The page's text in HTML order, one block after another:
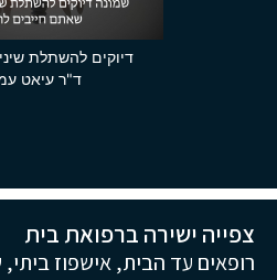
דיוקים להשתלת
ד"ר עיאט
צפייה ישירה ברפואת בית
רופאים עד הבית, אישפוז ביתי,